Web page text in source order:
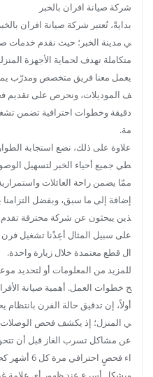
شركة صيانة افران بالخبر
بدايةً، تُعتبر شركة صيانة افران
ي مدينة الخبر؛ حيث نقدم خدمات
متكاملة تهدف لحماية الأجهزة
يعمل معنا فريق متخصص ومدرّب
ف الموديلات، ونحرص على تقديم
دقيقة وخطوات احترافية تضمن
مة.
علاوة على ذلك، نضع استجابة
طي جميع أحياء الخبر لتسهيل
ممّا يضمن راحة العائلات
إضافة إلى ما سبق، وبفضل التزامنا
ذين يبحثون عن شركة محترفة
على سبيل المثال أعِدْنا تشغيل
ال قطع معتمدة خلال زيارة واحدة.
للمزيد من المعلومات أو لتحديد
ح خطوات العمل. أهمية صيانة
أولاً، إن تدقيق حالة الفرن
ي المنزل؛ إذ يكشف فحص الوصلات
عن مشاكل تسرب الغاز قبل أن
اء فحصٍ احترافي